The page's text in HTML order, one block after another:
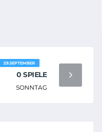
29.SEPTEMBER
0 SPIELE
SONNTAG